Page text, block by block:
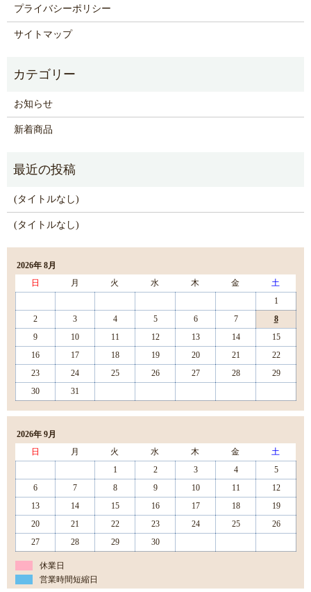
プライバシーポリシー
サイトマップ
お知らせ
新着商品
(タイトルなし)
(タイトルなし)
2026年 8月
日
月 火 水 木 金
土
1
2
3 4 5 6 7
8
9
10 11 12 13 14
15
16
17 18 19 20 21
22
23
24 25 26 27 28
29
30
31
2026年 9月
日
月 火 水 木 金
土
1
2 3 4
5
6
7 8 9 10 11
12
13
14 15 16 17 18
19
20
21 22 23 24 25
26
27
28 29 30
休業日
営業時間短縮日